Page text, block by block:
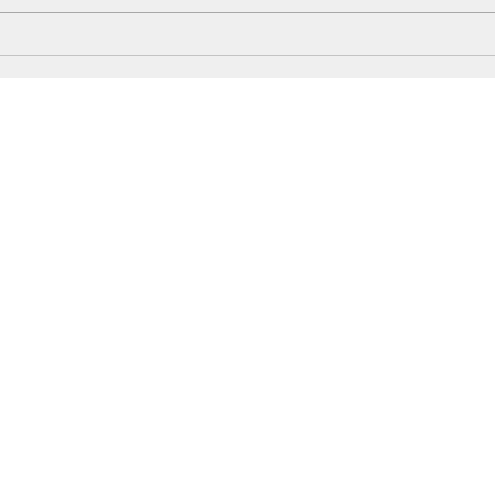
청죽회 간첩 서욱 방산회사 한
이